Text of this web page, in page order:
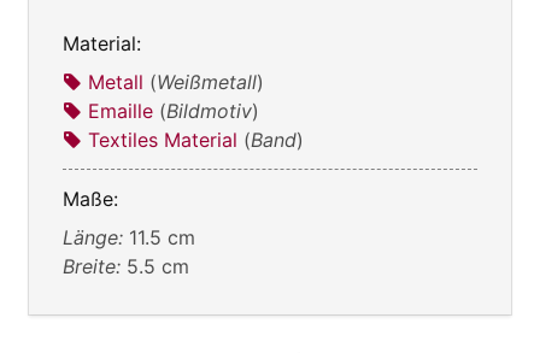
Material:
Metall (Weißmetall)
Emaille (Bildmotiv)
Textiles Material (Band)
Maße:
Länge: 11.5 cm
Breite: 5.5 cm